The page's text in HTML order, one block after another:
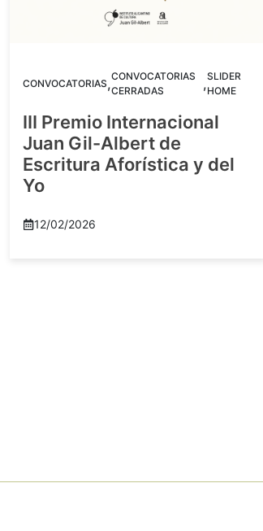
CONVOCATORIAS,CONVOCATORIAS
CERRADAS
,SLIDER
HOME
III Premio Internacional
Juan Gil-Albert de
Escritura Aforística y del
Yo
12/02/2026